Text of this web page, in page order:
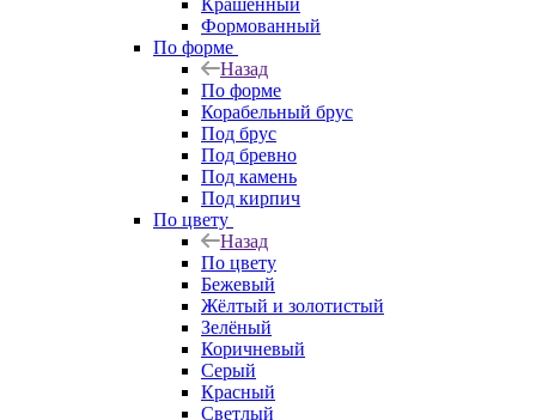
Крашенный
Формованный
По форме
Назад
По форме
Корабельный брус
Под брус
Под бревно
Под камень
Под кирпич
По цвету
Назад
По цвету
Бежевый
Жёлтый и золотистый
Зелёный
Коричневый
Серый
Красный
Светлый